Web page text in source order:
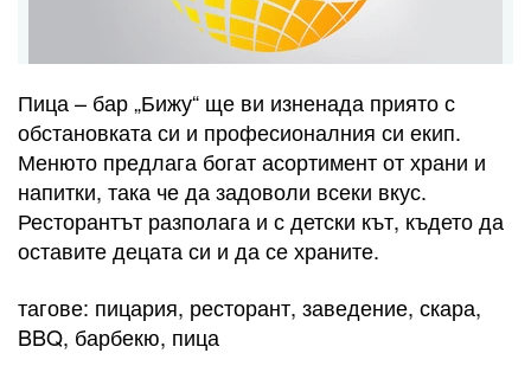
Пица – бар „Бижу“ ще ви изненада приято с
обстановката си и професионалния си екип.
Менюто предлага богат асортимент от храни и
напитки, така че да задоволи всеки вкус.
Ресторантът разполага и с детски кът, където да
оставите децата си и да се храните.
тагове: пицария, ресторант, заведение, скара,
BBQ, барбекю, пица